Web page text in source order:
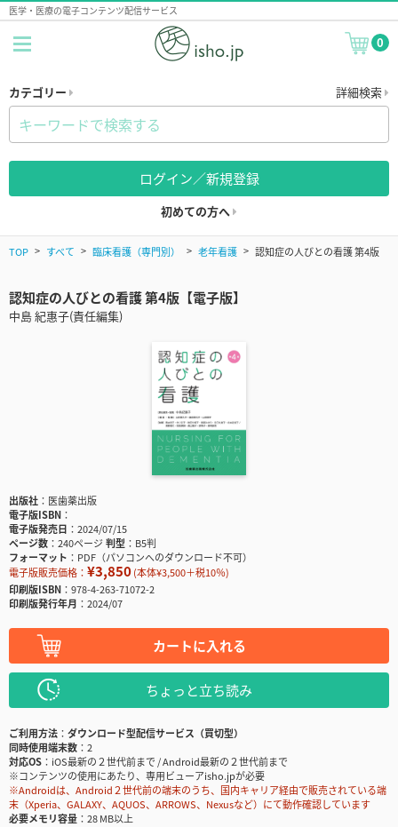
医学・医療の電子コンテンツ配信サービス
0
カテゴリー 詳細検索
ログイン／新規登録
初めての方へ
TOP すべて 臨床看護（専門別） 老年看護 認知症の人びとの看護 第4版
認知症の人びとの看護 第4版【電子版】
中島 紀惠子(責任編集)
出版社
医歯薬出版
電子版ISBN
電子版発売日
2024/07/15
ページ数
240ページ判型
B5判
フォーマット
PDF（パソコンへのダウンロード不可）
電子版販売価格： ¥3,850(本体¥3,500＋税10％)
印刷版ISBN
978-4-263-71072-2
印刷版発行年月
2024/07
カートに入れる
ちょっと立ち読み
ご利用方法
ダウンロード型配信サービス（買切型）
同時使用端末数
2
対応OS
iOS最新の２世代前まで / Android最新の２世代前まで
※コンテンツの使用にあたり、専用ビューアisho.jpが必要
※Androidは、Android２世代前の端末のうち、国内キャリア経由で販売されている端
末（Xperia、GALAXY、AQUOS、ARROWS、Nexusなど）にて動作確認しています
必要メモリ容量
28 MB以上